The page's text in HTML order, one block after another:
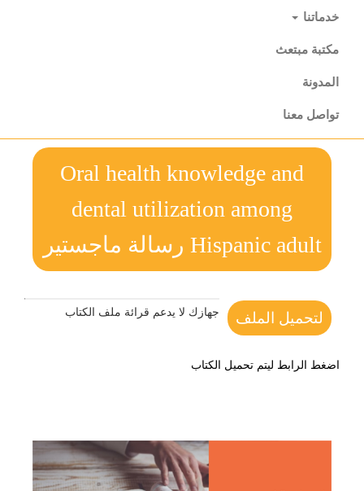
خدماتنا
مكتبة مبتعث
المدونة
تواصل معنا
Oral health knowledge and
dental utilization among
Hispanic adult رسالة ماجستير
لتحميل الملف جهازك لا يدعم قرائة ملف الكتاب
اضغط الرابط ليتم تحميل الكتاب